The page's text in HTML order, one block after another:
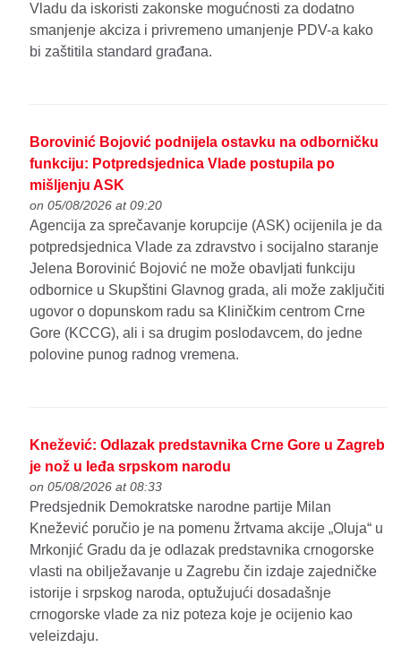
Vladu da iskoristi zakonske mogućnosti za dodatno
smanjenje akciza i privremeno umanjenje PDV-a kako
bi zaštitila standard građana.
Borovinić Bojović podnijela ostavku na odborničku
funkciju: Potpredsjednica Vlade postupila po
mišljenju ASK
on 05/08/2026 at 09:20
Agencija za sprečavanje korupcije (ASK) ocijenila je da
potpredsjednica Vlade za zdravstvo i socijalno staranje
Jelena Borovinić Bojović ne može obavljati funkciju
odbornice u Skupštini Glavnog grada, ali može zaključiti
ugovor o dopunskom radu sa Kliničkim centrom Crne
Gore (KCCG), ali i sa drugim poslodavcem, do jedne
polovine punog radnog vremena.
Knežević: Odlazak predstavnika Crne Gore u Zagreb
je nož u leđa srpskom narodu
on 05/08/2026 at 08:33
Predsjednik Demokratske narodne partije Milan
Knežević poručio je na pomenu žrtvama akcije „Oluja“ u
Mrkonjić Gradu da je odlazak predstavnika crnogorske
vlasti na obilježavanje u Zagrebu čin izdaje zajedničke
istorije i srpskog naroda, optužujući dosadašnje
crnogorske vlade za niz poteza koje je ocijenio kao
veleizdaju.